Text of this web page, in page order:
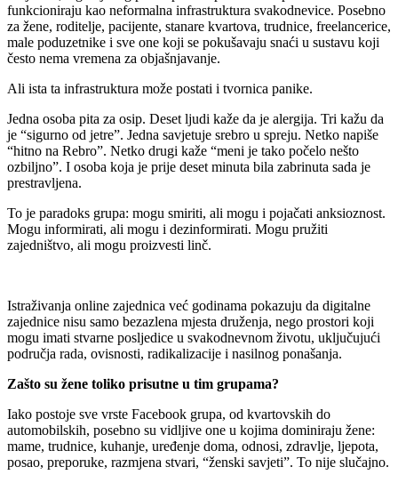
funkcioniraju kao neformalna infrastruktura svakodnevice. Posebno
za žene, roditelje, pacijente, stanare kvartova, trudnice, freelancerice,
male poduzetnike i sve one koji se pokušavaju snaći u sustavu koji
često nema vremena za objašnjavanje.
Ali ista ta infrastruktura može postati i tvornica panike.
Jedna osoba pita za osip. Deset ljudi kaže da je alergija. Tri kažu da
je “sigurno od jetre”. Jedna savjetuje srebro u spreju. Netko napiše
“hitno na Rebro”. Netko drugi kaže “meni je tako počelo nešto
ozbiljno”. I osoba koja je prije deset minuta bila zabrinuta sada je
prestravljena.
To je paradoks grupa: mogu smiriti, ali mogu i pojačati anksioznost.
Mogu informirati, ali mogu i dezinformirati. Mogu pružiti
zajedništvo, ali mogu proizvesti linč.
Istraživanja online zajednica već godinama pokazuju da digitalne
zajednice nisu samo bezazlena mjesta druženja, nego prostori koji
mogu imati stvarne posljedice u svakodnevnom životu, uključujući
područja rada, ovisnosti, radikalizacije i nasilnog ponašanja.
Zašto su žene toliko prisutne u tim grupama?
Iako postoje sve vrste Facebook grupa, od kvartovskih do
automobilskih, posebno su vidljive one u kojima dominiraju žene:
mame, trudnice, kuhanje, uređenje doma, odnosi, zdravlje, ljepota,
posao, preporuke, razmjena stvari, “ženski savjeti”. To nije slučajno.